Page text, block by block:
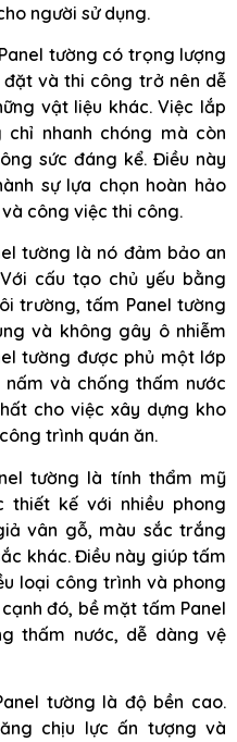
người sử dụng.
tường có trọng lượng
đặt và thi công trở nên dễ
vật liệu khác. Việc lắp
nhanh chóng mà còn
sức đáng kể. Điều này
sự lựa chọn hoàn hảo
công việc thi công.
tường là nó đảm bảo an
cấu tạo chủ yếu bằng
trường, tấm Panel tường
và không gây ô nhiễm
tường được phủ một lớp
và chống thấm nước
cho việc xây dựng kho
trình quán ăn.
tường là tính thẩm mỹ
thiết kế với nhiều phong
vân gỗ, màu sắc trắng
khác. Điều này giúp tấm
loại công trình và phong
đó, bề mặt tấm Panel
thấm nước, dễ dàng vệ
tường là độ bền cao.
chịu lực ấn tượng và